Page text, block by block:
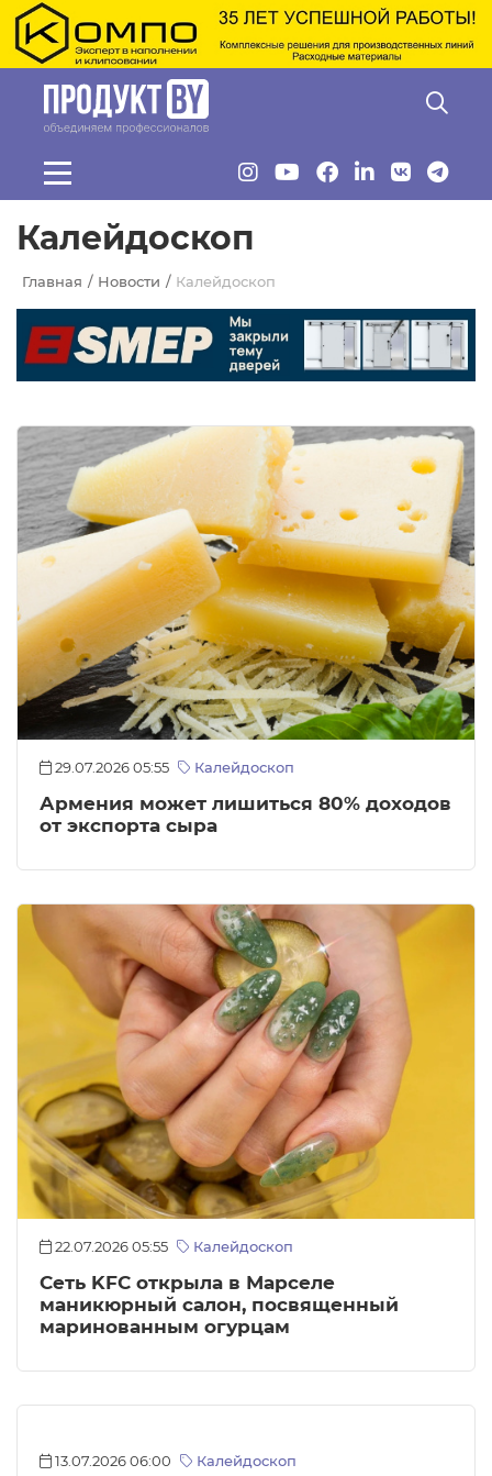
Перейти к основному содержанию
Калейдоскоп
Главная Новости Калейдоскоп
29.07.2026 05:55 Калейдоскоп
Армения может лишиться 80% доходов
от экспорта сыра
22.07.2026 05:55 Калейдоскоп
Сеть KFC открыла в Марселе
маникюрный салон, посвященный
маринованным огурцам
13.07.2026 06:00 Калейдоскоп